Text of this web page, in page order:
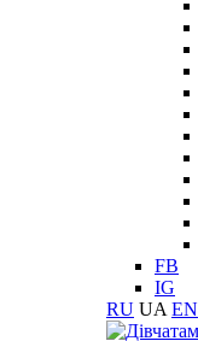
FB
IG
RU UA EN